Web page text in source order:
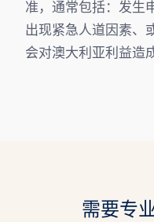
准，通常包括：发生
出现紧急人道因素、
会对澳大利亚利益造
需要专